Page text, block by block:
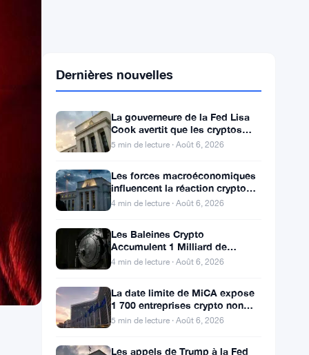
La gouverneure de la Fed Lisa
risquent une hausse des taux
5 min de lecture · Août 6, 2026
Les forces macroéconomiques
alors que l’attente de la Fed se
4 min de lecture · Août 6, 2026